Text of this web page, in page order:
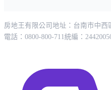
房地王有限公司 地址：台南市中西
電話：0800-800-711統編：